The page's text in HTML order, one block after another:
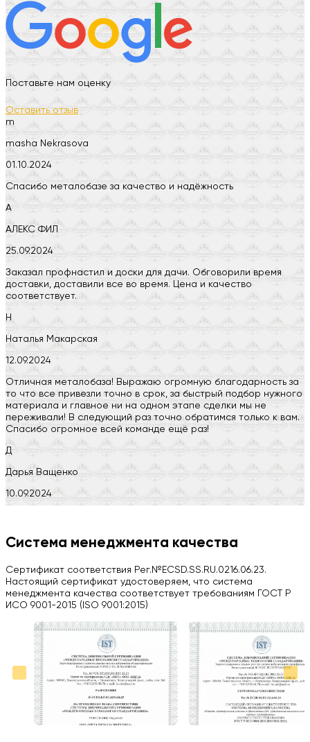
Поставьте нам оценку
Оставить отзыв
m
masha Nekrasova
01.10.2024
Спасибо металобазе за качество и надёжность
А
АЛЕКС ФИЛ
25.09.2024
Заказал профнастил и доски для дачи. Обговорили время
доставки, доставили все во время. Цена и качество
соответствует.
Н
Наталья Макарская
12.09.2024
Отличная металобаза! Выражаю огромную благодарность за
то что все привезли точно в срок, за быстрый подбор нужного
материала и главное ни на одном этапе сделки мы не
переживали! В следующий раз точно обратимся только к вам.
Спасибо огромное всей команде ещё раз!
Д
Дарья Ващенко
10.09.2024
H
03.09.2024
Вся работа выполнена в срок. Всем рекомендую
Больше отзывов на Google Maps
Система менеджмента качества
Сертификат соответствия Рег.№ECSD.SS.RU.0216.06.23.
Настоящий сертификат удостоверяем, что система
менеджмента качества соответствует требованиям ГОСТ Р
ИСО 9001-2015 (ISO 9001:2015)